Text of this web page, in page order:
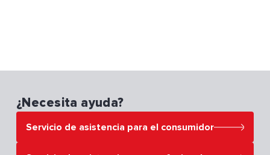
¿Necesita ayuda?
Servicio de asistencia para el consumidor